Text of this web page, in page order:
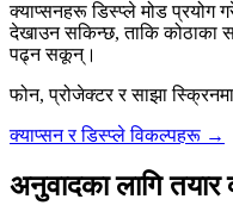
क्याप्सनहरू डिस्प्ले मोड प्रयोग
देखाउन सकिन्छ, ताकि कोठाका
पढ्न सकून्।
फोन, प्रोजेक्टर र साझा
क्याप्सन र डिस्प्ले विकल्पहरू →
अनुवादका लागि तयार